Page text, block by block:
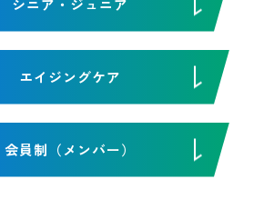
シニア・ジュニア
エイジングケア
会員制（メンバー）